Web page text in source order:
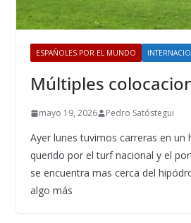
ESPAÑOLES POR EL MUNDO
Múltiples
mayo 19, 2026 Pedro Satóstegui
Ayer lunes tuvimos carreras en un
querido por el turf nacional y el
se encuentra mas cerca del
algo más